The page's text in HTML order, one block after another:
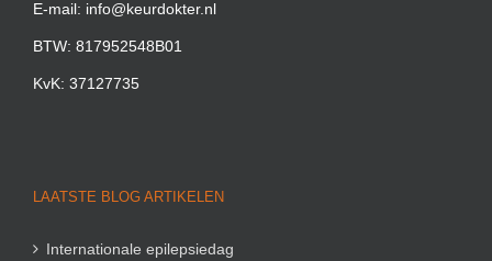
E-mail: info@keurdokter.nl
BTW: 817952548B01
KvK: 37127735
LAATSTE BLOG ARTIKELEN
Internationale epilepsiedag